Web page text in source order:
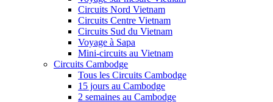
Circuits Nord Vietnam
Circuits Centre Vietnam
Circuits Sud du Vietnam
Voyage à Sapa
Mini-circuits au Vietnam
Circuits Cambodge
Tous les Circuits Cambodge
15 jours au Cambodge
2 semaines au Cambodge